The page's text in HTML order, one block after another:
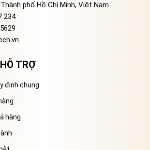
phố Hồ Chí Minh, Việt Nam
234
TRỢ
định chung
hàng